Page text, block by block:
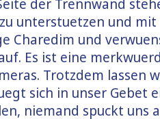
der Trennwand
unterstuetzen und
Charedim und
Es ist eine
Trotzdem lassen
sich in unser Gebet
niemand spuckt uns